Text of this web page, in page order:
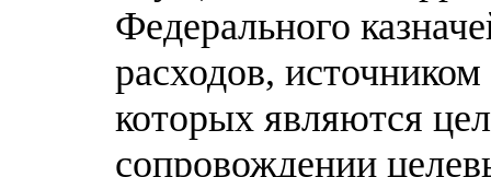
Федерального
расходов,
которых являются
сопровождении